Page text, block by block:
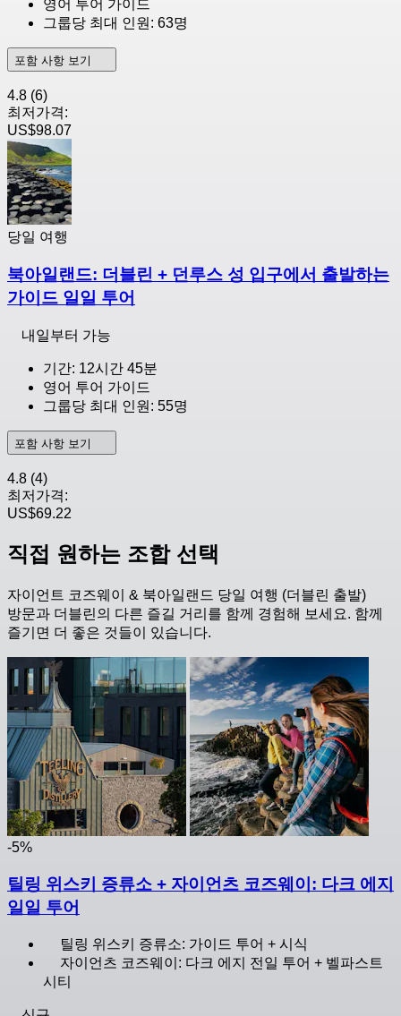
영어 투어 가이드
그룹당 최대 인원: 63명
포함 사항 보기
4.8 (6)
최저가격:
US$98.07
당일 여행
북아일랜드: 더블린 + 던루스 성 입구에서 출발하는
가이드 일일 투어
내일부터 가능
기간: 12시간 45분
영어 투어 가이드
그룹당 최대 인원: 55명
포함 사항 보기
4.8 (4)
최저가격:
US$69.22
직접 원하는 조합 선택
자이언트 코즈웨이 & 북아일랜드 당일 여행 (더블린 출발)
방문과 더블린의 다른 즐길 거리를 함께 경험해 보세요. 함께
즐기면 더 좋은 것들이 있습니다.
-5%
틸링 위스키 증류소 + 자이언츠 코즈웨이: 다크 에지
일일 투어
틸링 위스키 증류소: 가이드 투어 + 시식
자이언츠 코즈웨이: 다크 에지 전일 투어 + 벨파스트
시티